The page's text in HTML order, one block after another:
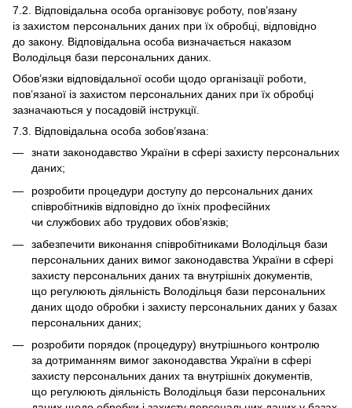
7.2. Відповідальна особа організовує роботу, пов’язану
із захистом персональних даних при їх обробці, відповідно
до закону. Відповідальна особа визначається наказом
Володільця бази персональних даних.
Обов’язки відповідальної особи щодо організації роботи,
пов’язаної із захистом персональних даних при їх обробці
зазначаються у посадовій інструкції.
7.3. Відповідальна особа зобов’язана:
знати законодавство України в сфері захисту персональних
даних;
розробити процедури доступу до персональних даних
співробітників відповідно до їхніх професійних
чи службових або трудових обов’язків;
забезпечити виконання співробітниками Володільця бази
персональних даних вимог законодавства України в сфері
захисту персональних даних та внутрішніх документів,
що регулюють діяльність Володільця бази персональних
даних щодо обробки і захисту персональних даних у базах
персональних даних;
розробити порядок (процедуру) внутрішнього контролю
за дотриманням вимог законодавства України в сфері
захисту персональних даних та внутрішніх документів,
що регулюють діяльність Володільця бази персональних